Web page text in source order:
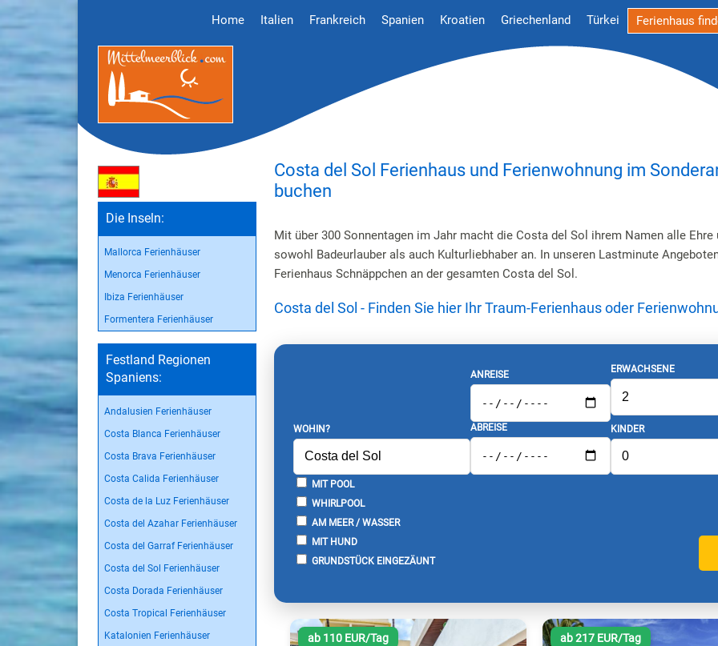
Home Italien Frankreich Spanien Kroatien Griechenland Türkei Ferienhaus
Die Inseln:
Mallorca Ferienhäuser
Menorca Ferienhäuser
Ibiza Ferienhäuser
Formentera Ferienhäuser
Festland Regionen
Spaniens:
Andalusien Ferienhäuser
Costa Blanca Ferienhäuser
Costa Brava Ferienhäuser
Costa Calida Ferienhäuser
Costa de la Luz Ferienhäuser
Costa del Azahar Ferienhäuser
Costa del Garraf Ferienhäuser
Costa del Sol Ferienhäuser
Costa Dorada Ferienhäuser
Costa Tropical Ferienhäuser
Katalonien Ferienhäuser
Costa del Sol Ferienhaus und Ferienwohnung im
buchen
Mit über 300 Sonnentagen im Jahr macht die Costa del Sol ihrem Namen alle Ehre
sowohl Badeurlauber als auch Kulturliebhaber an. In unseren Lastminute
Ferienhaus Schnäppchen an der gesamten Costa del Sol.
Costa del Sol - Finden Sie hier Ihr Traum-Ferienhaus oder
WOHIN?
ANREISE
ABREISE
ERWACHSENE
KINDER
MIT POOL
WHIRLPOOL
AM MEER / WASSER
MIT HUND
GRUNDSTÜCK EINGEZÄUNT
ab 110 EUR/Tag ab 217 EUR/Tag